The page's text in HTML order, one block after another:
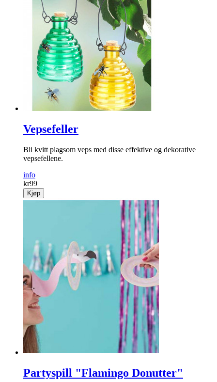
Vepsefeller
Bli kvitt plagsom veps med disse effektive og dekorative
vepsefellene.
info
kr99
Kjøp
Partyspill "Flamingo Donutter"